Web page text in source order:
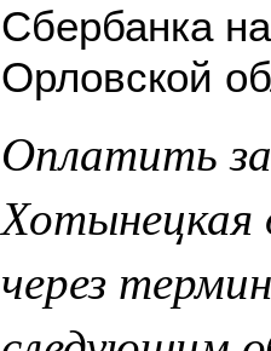
Сбербанка
Орловской
Оплатить
Хотынецкая
через